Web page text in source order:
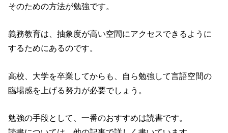
そのための方法が勉強です。
義務教育は、抽象度が高い空間にアクセスできるように
するためにあるのです。
高校、大学を卒業してからも、自ら勉強して言語空間の
臨場感を上げる努力が必要でしょう。
勉強の手段として、一番のおすすめは読書です。